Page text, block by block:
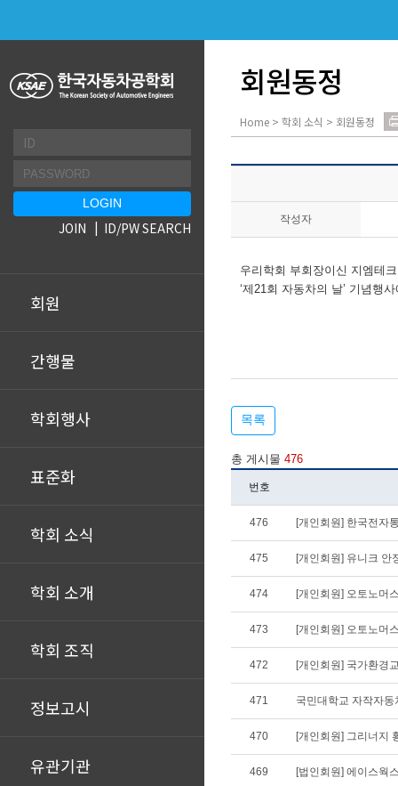
회원
간행물
학회행사
표준화
학회 소식
학회 소개
학회 조직
정보고시
유관기관
JOIN ID/PW SEARCH
회원동정
Home > 학회 소식 > 회원동정
작성자
우리학회 부회장이신 지엠테
‘제21회 자동차의 날’ 기념행
목록
총 게시물 476
번호
476 [개인회원] 한국전자
475 [개인회원] 유니크 안
474 [개인회원] 오토노머
473 [개인회원] 오토노머
472 [개인회원] 국가환경
471 국민대학교 자작자
470 [개인회원] 그리너지
469 [법인회원] 에이스웍